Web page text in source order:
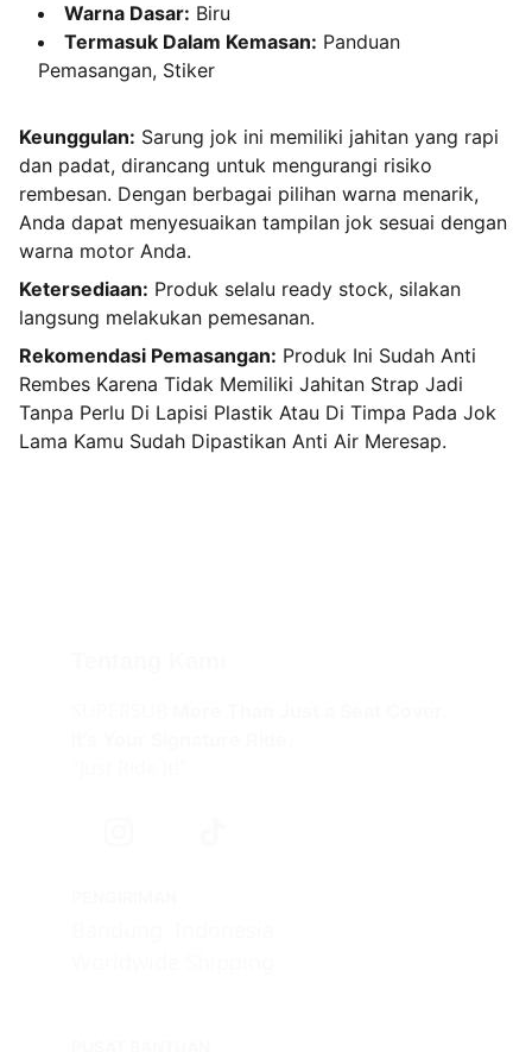
Warna Dasar: Biru
Termasuk Dalam Kemasan: Panduan
Pemasangan, Stiker
Keunggulan: Sarung jok ini memiliki jahitan yang rapi
dan padat, dirancang untuk mengurangi risiko
rembesan. Dengan berbagai pilihan warna menarik,
Anda dapat menyesuaikan tampilan jok sesuai dengan
warna motor Anda.
Ketersediaan: Produk selalu ready stock, silakan
langsung melakukan pemesanan.
Rekomendasi Pemasangan: Produk Ini Sudah Anti
Rembes Karena Tidak Memiliki Jahitan Strap Jadi
Tanpa Perlu Di Lapisi Plastik Atau Di Timpa Pada Jok
Lama Kamu Sudah Dipastikan Anti Air Meresap.